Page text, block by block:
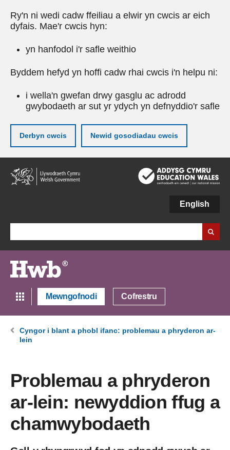
Ry'n ni wedi cadw ffeiliau a elwir yn cwcis ar eich
dyfais. Mae'r cwcis hyn:
yn hanfodol i'r safle weithio
Byddem hefyd yn hoffi cadw rhai cwcis i'n helpu ni:
i wella'n gwefan drwy gasglu ac adrodd
gwybodaeth ar sut yr ydych yn defnyddio'r safle
Derbyn cwcis Newid gosodiadau cwcis
Neidio
i'r
prif
English
Mewngofnodi Cofrestru
Cyngor i blant a phobl ifanc: problemau a phryderon ar-
lein
Problemau a phryderon
ar-lein: newyddion ffug a
chamwybodaeth